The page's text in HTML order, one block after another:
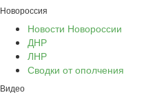
Новороссия
Новости Новороссии
ДНР
ЛНР
Сводки от ополчения
Видео